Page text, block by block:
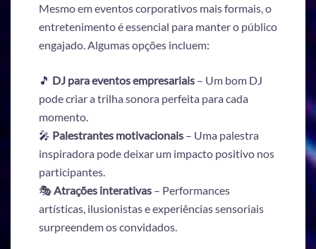
Mesmo em eventos corporativos mais formais, o
entretenimento é essencial para manter o público
engajado. Algumas opções incluem:
🎵 DJ para eventos empresariais – Um bom DJ
pode criar a trilha sonora perfeita para cada
momento.
🎤 Palestrantes motivacionais – Uma palestra
inspiradora pode deixar um impacto positivo nos
participantes.
🎭Atrações interativas – Performances
artísticas, ilusionistas e experiências sensoriais
surpreendem os convidados.